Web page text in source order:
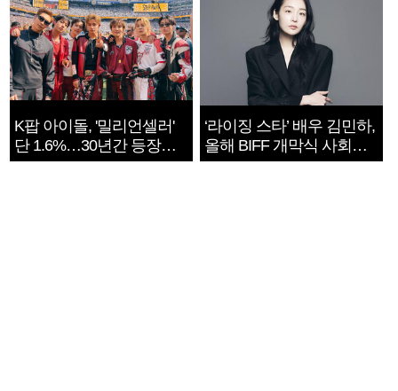
K팝 아이돌, '밀리언셀러'
단 1.6%…30년간 등장
1182개팀 전수조사
‘라이징 스타’ 배우 김민하,
올해 BIFF 개막식 사회자
확정